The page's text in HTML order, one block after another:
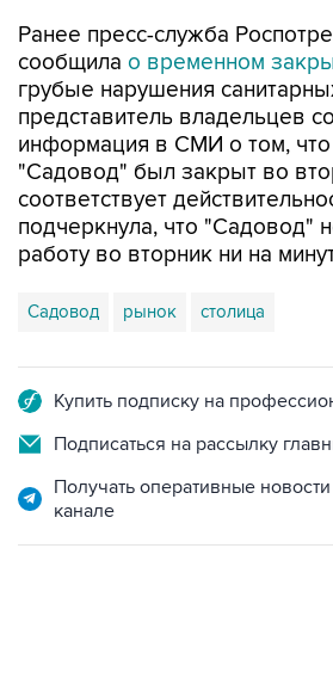
Ранее пресс-служба
сообщила о временном
грубые нарушения
представитель владельцев
информация в СМИ о том,
"Садовод" был закрыт во
соответствует
подчеркнула, что "Садовод"
работу во вторник ни на
Садовод рынок столица
Купить подписку на
Подписаться на рассылку
Получать оперативные
канале